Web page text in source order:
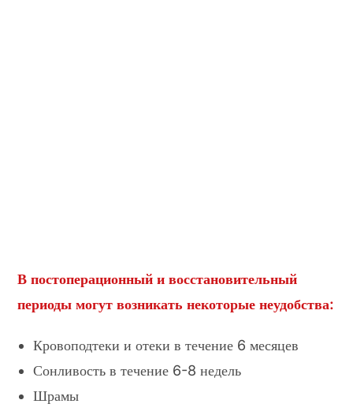
В постоперационный и восстановительный
периоды могут возникать некоторые неудобства:
Кровоподтеки и отеки в течение 6 месяцев
Сонливость в течение 6-8 недель
Шрамы